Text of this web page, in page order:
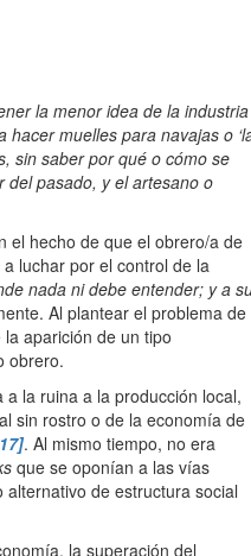
la menor idea de la industria
muelles para navajas o
sin saber por qué o cómo se
del pasado, y el artesano o
el hecho de que el obrero/a de
luchar por el control de la
nada ni debe entender; y a
Al plantear el problema de
aparición de un tipo
obrero.
la ruina a la producción local,
sin rostro o de la economía de
. Al mismo tiempo, no era
que se oponían a las vías
de estructura social
la superación del